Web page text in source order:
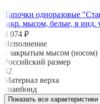
Тапочки одноразовые
закр. мысом, белые, в инд.
4 074 ₽
Исполнение
с закрытым мысом (носом)
Российский размер
42
Материал верха
спанбонд
Показать все характеристики